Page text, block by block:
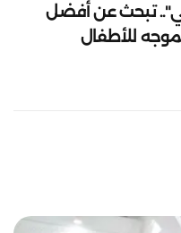
تبحث عن أفضل
للأطفال